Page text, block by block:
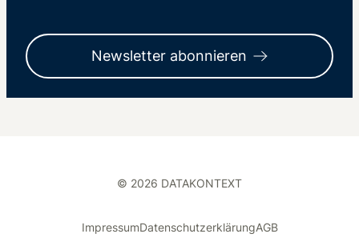
Newsletter abonnieren
© 2026 DATAKONTEXT
ImpressumDatenschutzerklärungAGB